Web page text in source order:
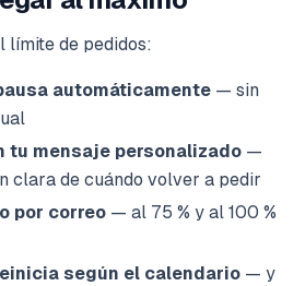
límite de pedidos:
automáticamente — sin
tu mensaje personalizado —
clara de cuándo volver a pedir
por correo — al 75 % y al 100 %
según el calendario — y